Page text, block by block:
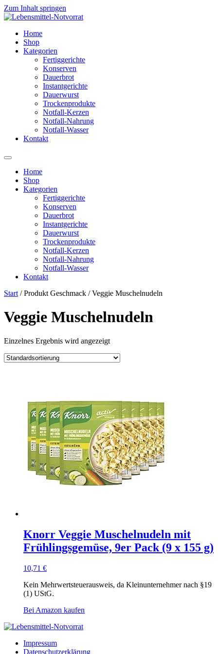
Zum Inhalt springen
Home
Shop
Kategorien
Fertiggerichte
Konserven
Dauerbrot
Instantgerichte
Dauerwurst
Trockenprodukte
Notfall-Kerzen
Notfall-Nahrung
Notfall-Wasser
Kontakt
Home
Shop
Kategorien
Fertiggerichte
Konserven
Dauerbrot
Instantgerichte
Dauerwurst
Trockenprodukte
Notfall-Kerzen
Notfall-Nahrung
Notfall-Wasser
Kontakt
Start / Produkt Geschmack / Veggie Muschelnudeln
Veggie Muschelnudeln
Einzelnes Ergebnis wird angezeigt
Knorr Veggie Muschelnudeln mit
Frühlingsgemüse, 9er Pack (9 x 155 g)
10,71 €
Kein Mehrwertsteuerausweis, da Kleinunternehmer nach §19
(1) UStG.
Bei Amazon kaufen
Impressum
Datenschutzerklärung